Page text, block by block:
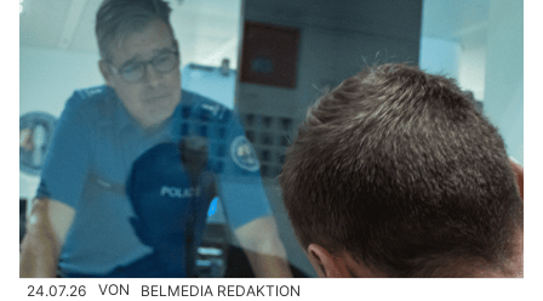
24.07.26 VON BELMEDIA REDAKTION